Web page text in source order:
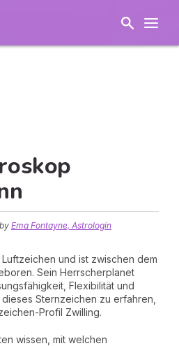
by Ema Fontayne, Astrologin
und ist zwischen dem
Sein Herrscherplanet
Flexibilität und
Sternzeichen zu erfahren,
Profil Zwilling.
wissen, mit welchen